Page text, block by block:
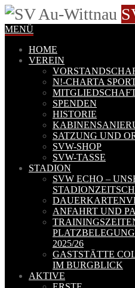
MENÜ
HOME
VEREIN
N!-CHARTA
SPENDEN
HISTORIE
SATZUNG UND
SVW-SHOP
SVW-TASSE
STADION
SVW ECHO –
ANFAHRT UND
2025/26
GASTSTÄTTE
IM BURGBLICK
AKTIVE